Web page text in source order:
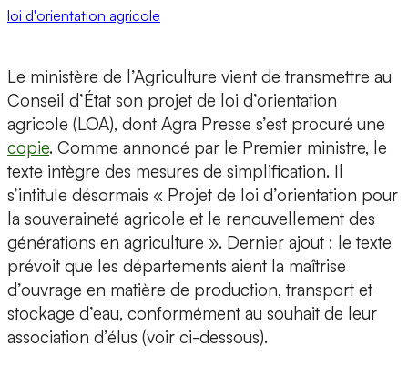
loi d'orientation agricole
Le ministère de l’Agriculture vient de transmettre au
Conseil d’État son projet de loi d’orientation
agricole (LOA), dont Agra Presse s’est procuré une
copie. Comme annoncé par le Premier ministre, le
texte intègre des mesures de simplification. Il
s’intitule désormais « Projet de loi d’orientation pour
la souveraineté agricole et le renouvellement des
générations en agriculture ». Dernier ajout : le texte
prévoit que les départements aient la maîtrise
d’ouvrage en matière de production, transport et
stockage d’eau, conformément au souhait de leur
association d’élus (voir ci-dessous).